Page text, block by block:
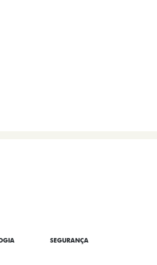
SEGURANÇA